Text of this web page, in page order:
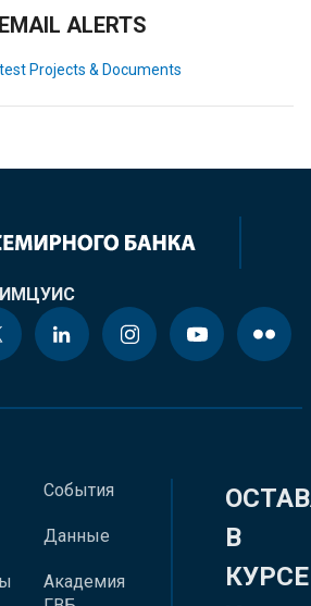
ALERTS
Projects & Documents
МЦУИС
События
Данные
Академия
В
КУРСЕ